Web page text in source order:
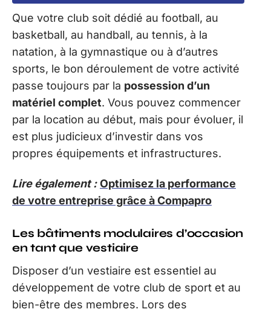
Que votre club soit dédié au football, au
basketball, au handball, au tennis, à la
natation, à la gymnastique ou à d’autres
sports, le bon déroulement de votre activité
passe toujours par la possession d’un
matériel complet. Vous pouvez commencer
par la location au début, mais pour évoluer, il
est plus judicieux d’investir dans vos
propres équipements et infrastructures.
Lire également : Optimisez la performance
de votre entreprise grâce à Compapro
Les bâtiments modulaires d’occasion
en tant que vestiaire
Disposer d’un vestiaire est essentiel au
développement de votre club de sport et au
bien-être des membres. Lors des